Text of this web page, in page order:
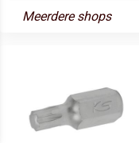
Meerdere shops